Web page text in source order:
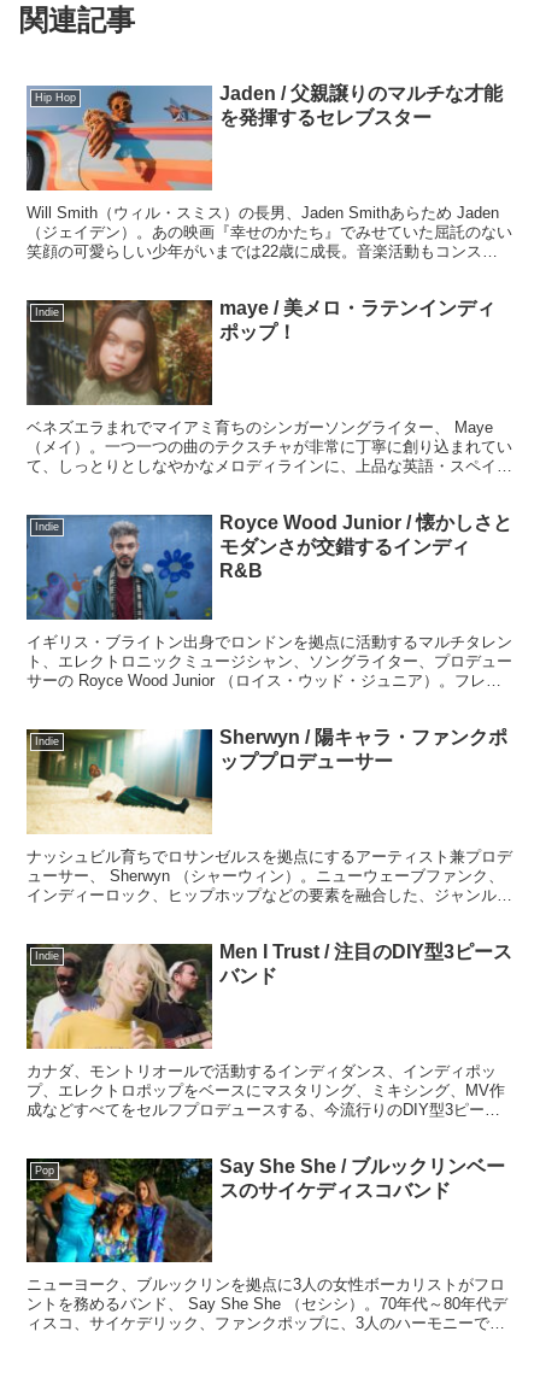
関連記事
Hip Hop
Jaden / 父親譲りのマルチな才能
を発揮するセレブスター
Will Smith（ウィル・スミス）の長男、Jaden Smithあらため Jaden
（ジェイデン）。あの映画『幸せのかたち』でみせていた屈託のない
笑顔の可愛らしい少年がいまでは22歳に成長。音楽活動もコンスタ
Indie
maye / 美メロ・ラテンインディ
ポップ！
ベネズエラまれでマイアミ育ちのシンガーソングライター、 Maye
（メイ）。一つ一つの曲のテクスチャが非常に丁寧に創り込まれてい
て、しっとりとしなやかなメロディラインに、上品な英語・スペイン
Indie
Royce Wood Junior / 懐かしさと
モダンさが交錯するインディ
R&B
イギリス・ブライトン出身でロンドンを拠点に活動するマルチタレン
ト、エレクトロニックミュージシャン、ソングライター、プロデュー
サーの Royce Wood Junior （ロイス・ウッド・ジュニア）。フレッ
Indie
Sherwyn / 陽キャラ・ファンクポ
ッププロデューサー
ナッシュビル育ちでロサンゼルスを拠点にするアーティスト兼プロデ
ューサー、 Sherwyn （シャーウィン）。ニューウェーブファンク、
インディーロック、ヒップホップなどの要素を融合した、ジャンルを
Indie
Men I Trust / 注目のDIY型3ピース
バンド
カナダ、モントリオールで活動するインディダンス、インディポッ
プ、エレクトロポップをベースにマスタリング、ミキシング、MV作
成などすべてをセルフプロデュースする、今流行りのDIY型3ピース
Pop
Say She She / ブルックリンベー
スのサイケディスコバンド
ニューヨーク、ブルックリンを拠点に3人の女性ボーカリストがフロ
ントを務めるバンド、 Say She She （セシシ）。70年代～80年代デ
ィスコ、サイケデリック、ファンクポップに、3人のハーモニーでパ